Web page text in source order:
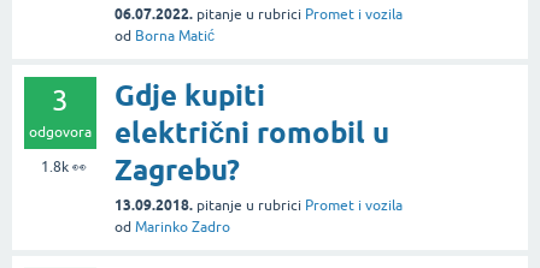
06.07.2022. pitanje u rubrici Promet i vozila
od Borna Matić
3
odgovora
1.8k👀
Gdje kupiti
električni romobil u
Zagrebu?
13.09.2018. pitanje u rubrici Promet i vozila
od Marinko Zadro